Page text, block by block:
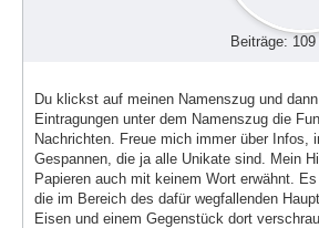
Beiträge: 109
Du klickst auf meinen Namenszug und
Eintragungen unter dem Namenszug die
Nachrichten. Freue mich immer über Infos,
Gespannen, die ja alle Unikate sind. Mein
Papieren auch mit keinem Wort erwähnt.
die im Bereich des dafür wegfallenden
Eisen und einem Gegenstück dort